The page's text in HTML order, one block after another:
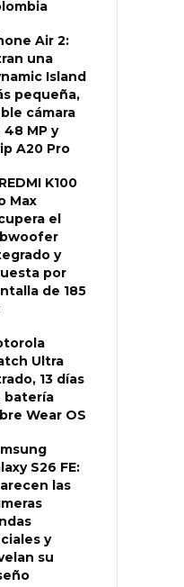
Air 2:
una
Island
pequeña,
cámara
48 MP y
A20 Pro
K100
Max
el
y
por
de 185
Ultra
13 días
batería
Wear OS
S26 FE:
las
y
su